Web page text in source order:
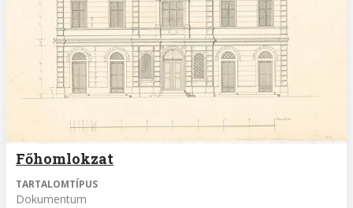
Főhomlokzat
TARTALOMTÍPUS
Dokumentum